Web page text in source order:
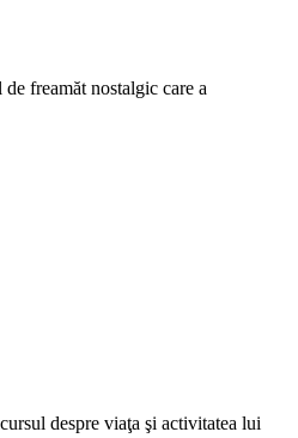
freamăt nostalgic care a
despre viaţa şi activitatea lui